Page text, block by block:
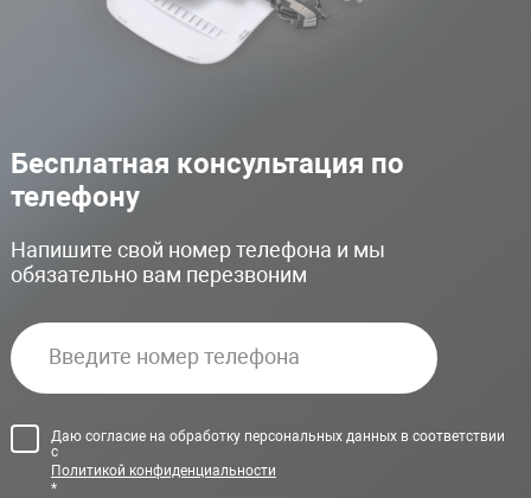
Бесплатная консультация по
телефону
Напишите свой номер телефона и мы
обязательно вам перезвоним
Даю согласие на обработку персональных данных в соответствии
с
Политикой конфиденциальности
*